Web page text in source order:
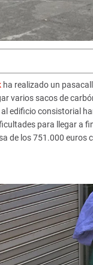
ha realizado un
varios sacos de
edificio consistorial
para llegar a
de los 751.000 euros